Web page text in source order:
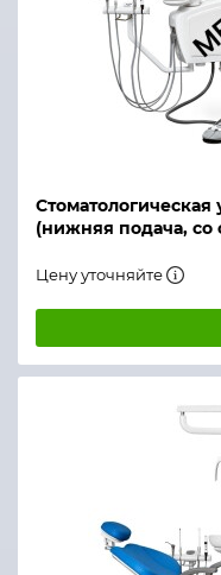
Стоматологическая
(нижняя подача, со
Цену уточняйте